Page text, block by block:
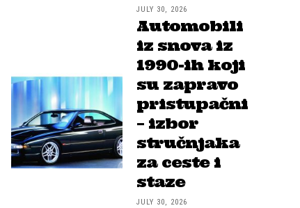
JULY 30, 2026
Automobili
iz snova iz
1990-ih koji
su zapravo
pristupačni
– izbor
stručnjaka
za ceste i
staze
JULY 30, 2026